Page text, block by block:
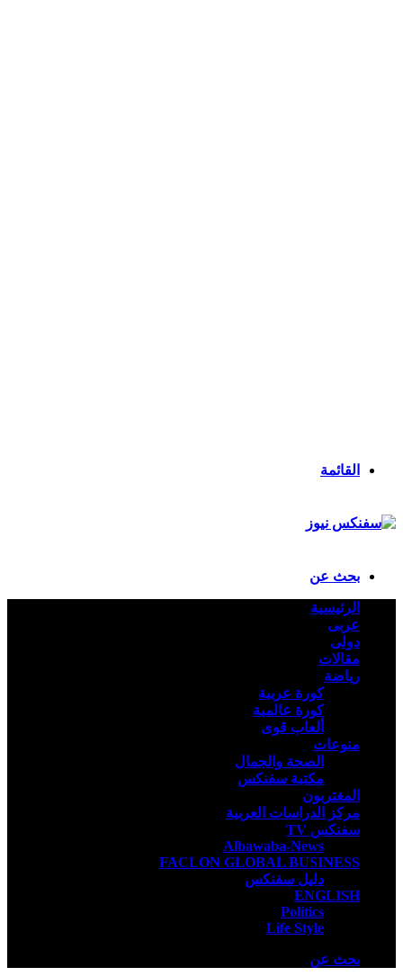
القائمة
بحث عن
الرئيسية
عربى
دولى
مقالات
رياضة
كورة عربية
كورة عالمية
ألعاب قوى
منوعات
الصحة والجمال
مكتبة سفنكس
المغتربون
مركز الدراسات العربية
سفنكس TV
Albawaba-News
FACLON GLOBAL BUSINESS
دليل سفنكس
ENGLISH
Politics
Life Style
بحث عن